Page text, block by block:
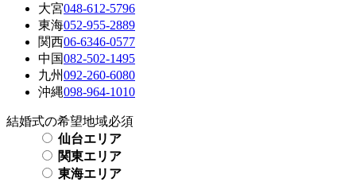
大宮048-612-5796
東海052-955-2889
関西06-6346-0577
中国082-502-1495
九州092-260-6080
沖縄098-964-1010
結婚式の希望地域必須
仙台エリア
関東エリア
東海エリア